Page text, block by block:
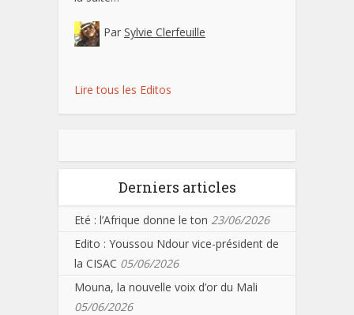
Par Sylvie Clerfeuille
Lire tous les Editos
Derniers articles
Eté : l’Afrique donne le ton 23/06/2026
Edito : Youssou Ndour vice-président de
la CISAC 05/06/2026
Mouna, la nouvelle voix d’or du Mali
05/06/2026